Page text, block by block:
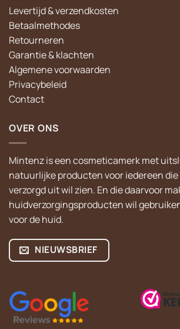
Levertijd & verzendkosten
Betaalmethodes
Retourneren
Garantie & klachten
Algemene voorwaarden
Privacybeleid
Contact
OVER ONS
Mintenz is een cosmeticamerk met
natuurlijke producten voor iedereen die
verzorgd uit wil zien. En die daarvoor
huidverzorgingsproducten wil
voor de huid.
NIEUWSBRIEF